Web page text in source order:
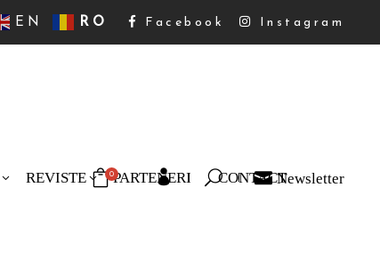
EN RO Facebook Instagram
REVISTE PARTENERI CONTACT
0 Newsletter